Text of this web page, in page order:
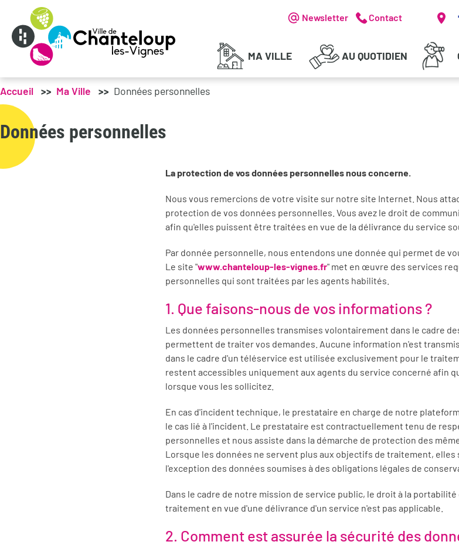
Header -
Newsletter Contact
Menu principal
MA VILLE AU QUOTIDIEN
Accueil Ma Ville Données personnelles
Données personnelles
La protection de vos données personnelles nous concerne.
Nous vous remercions de votre visite sur notre site Internet. Nous
protection de vos données personnelles. Vous avez le droit de
afin qu'elles puissent être traitées en vue de la délivrance du service
Par donnée personnelle, nous entendons une donnée qui permet de
Le site "www.chanteloup-les-vignes.fr" met en œuvre des services
personnelles qui sont traitées par les agents habilités.
1. Que faisons-nous de vos informations ?
Les données personnelles transmises volontairement dans le cadre
permettent de traiter vos demandes. Aucune information n'est
dans le cadre d'un téléservice est utilisée exclusivement pour le
restent accessibles uniquement aux agents du service concerné afin
lorsque vous les sollicitez.
En cas d'incident technique, le prestataire en charge de notre
le cas lié à l'incident. Le prestataire est contractuellement tenu de
personnelles et nous assiste dans la démarche de protection des
Lorsque les données ne servent plus aux objectifs de traitement, elles
l'exception des données soumises à des obligations légales de
Dans le cadre de notre mission de service public, le droit à la
traitement en vue d'une délivrance d'un service n'est pas applicable.
2. Comment est assurée la sécurité des